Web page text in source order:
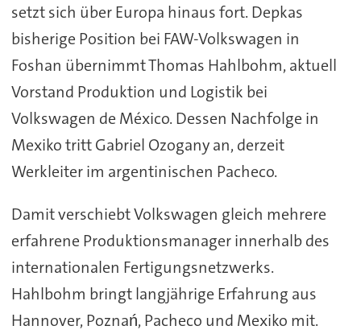
setzt sich über Europa hinaus fort. Depkas
bisherige Position bei FAW-Volkswagen in
Foshan übernimmt Thomas Hahlbohm, aktuell
Vorstand Produktion und Logistik bei
Volkswagen de México. Dessen Nachfolge in
Mexiko tritt Gabriel Ozogany an, derzeit
Werkleiter im argentinischen Pacheco.
Damit verschiebt Volkswagen gleich mehrere
erfahrene Produktionsmanager innerhalb des
internationalen Fertigungsnetzwerks.
Hahlbohm bringt langjährige Erfahrung aus
Hannover, Poznań, Pacheco und Mexiko mit.